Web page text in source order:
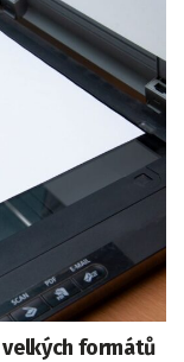
formátů